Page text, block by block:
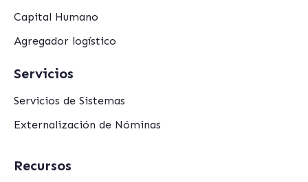
Capital Humano
Agregador logístico
Servicios
Servicios de Sistemas
Externalización de Nóminas
Recursos